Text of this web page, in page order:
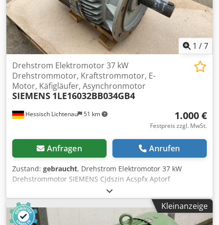
1 /7
Hessisch Lichtenau 51 km
Drehstrom Elektromotor 37 kW
Drehstrommotor, Kraftstrommotor, E-
Motor, Käfigläufer, Asynchronmotor
SIEMENS 1LE16032BB034GB4
1.000 €
Festpreis zzgl. MwSt.
Anfragen Anrufen
Zustand: gebraucht, Drehstrom Elektromotor 37 kW
Drehstrommotor SIEMENS Cjdszin Acspfx Aptorf
Kraftstrommotor, E-Motor, Käfigläufer, Asynchronmotor
Typ 1LE16032BB034GB4 Bauform V1 Baugröße 225S
Motordrehzahl 1478 U/min. Stromaufnahme 66 Ampere
Motorleistung 37 kW Netzanschluß 400 Volt, 50 Hz.
Kleinanzeige